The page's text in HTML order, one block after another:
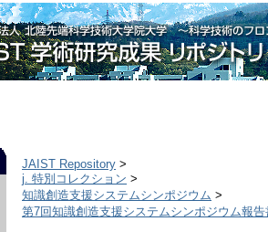
JAIST Repository >
j. 特別コレクション >
知識創造支援システムシンポジウム >
第7回知識創造支援システムシンポジウム報